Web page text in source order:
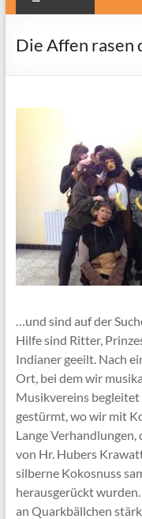
Die Affen
…und sind auf der
Hilfe sind Ritter,
Indianer geeilt. Nach
Ort, bei dem wir
Musikvereins
gestürmt, wo wir mit
Lange Verhandlungen,
von Hr. Hubers
silberne Kokosnuss
herausgerückt
an Quarkbällchen